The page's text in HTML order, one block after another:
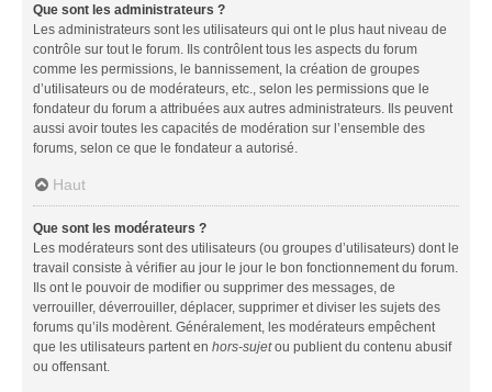
Que sont les administrateurs ?
Les administrateurs sont les utilisateurs qui ont le plus haut niveau de
contrôle sur tout le forum. Ils contrôlent tous les aspects du forum
comme les permissions, le bannissement, la création de groupes
d’utilisateurs ou de modérateurs, etc., selon les permissions que le
fondateur du forum a attribuées aux autres administrateurs. Ils peuvent
aussi avoir toutes les capacités de modération sur l’ensemble des
forums, selon ce que le fondateur a autorisé.
Haut
Que sont les modérateurs ?
Les modérateurs sont des utilisateurs (ou groupes d’utilisateurs) dont le
travail consiste à vérifier au jour le jour le bon fonctionnement du forum.
Ils ont le pouvoir de modifier ou supprimer des messages, de
verrouiller, déverrouiller, déplacer, supprimer et diviser les sujets des
forums qu’ils modèrent. Généralement, les modérateurs empêchent
que les utilisateurs partent en hors-sujetou publient du contenu abusif
ou offensant.